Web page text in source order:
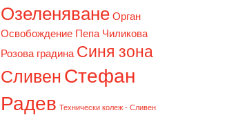
Озеленяване Орган
Освобождение Пепа Чиликова
Розова градина Синя зона
Сливен Стефан
Радев Технически колеж - Сливен